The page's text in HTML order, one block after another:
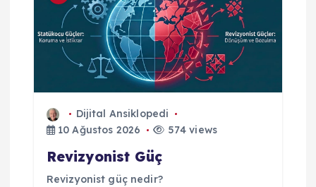
Dijital Ansiklopedi
10 Ağustos 2026
574 views
Revizyonist Güç
Revizyonist güç nedir?